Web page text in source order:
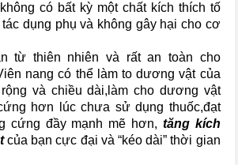
có bất kỳ một chất kích thích tố
dụng phụ và không gây hại cho cơ
từ thiên nhiên và rất an toàn cho
nang có thể làm to dương vật của
và chiều dài,làm cho dương vật
hơn lúc chưa sử dụng thuốc,đạt
cứng đầy mạnh mẽ hơn, tăng kích
của bạn cực đại và “kéo dài” thời gian